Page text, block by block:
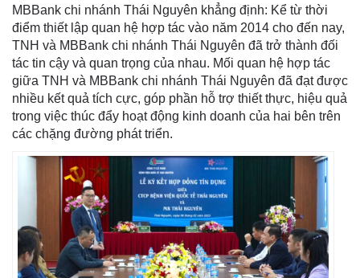
MBBank chi nhánh Thái Nguyên khẳng định: Kể từ thời
điểm thiết lập quan hệ hợp tác vào năm 2014 cho đến nay,
TNH và MBBank chi nhánh Thái Nguyên đã trở thành đối
tác tin cậy và quan trọng của nhau. Mối quan hệ hợp tác
giữa TNH và MBBank chi nhánh Thái Nguyên đã đạt được
nhiều kết quả tích cực, góp phần hỗ trợ thiết thực, hiệu quả
trong việc thúc đẩy hoạt động kinh doanh của hai bên trên
các chặng đường phát triển.